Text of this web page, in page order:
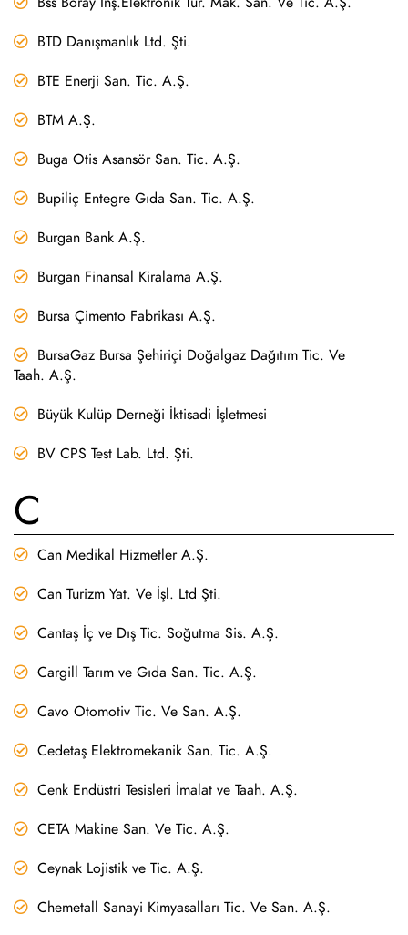
BTD Danışmanlık Ltd. Şti.
BTE Enerji San. Tic. A.Ş.
BTM A.Ş.
Buga Otis Asansör San. Tic. A.Ş.
Bupiliç Entegre Gıda San. Tic. A.Ş.
Burgan Bank A.Ş.
Burgan Finansal Kiralama A.Ş.
Bursa Çimento Fabrikası A.Ş.
BursaGaz Bursa Şehiriçi Doğalgaz Dağıtım Tic. Ve
Taah. A.Ş.
Büyük Kulüp Derneği İktisadi İşletmesi
BV CPS Test Lab. Ltd. Şti.
C
Can Medikal Hizmetler A.Ş.
Can Turizm Yat. Ve İşl. Ltd Şti.
Cantaş İç ve Dış Tic. Soğutma Sis. A.Ş.
Cargill Tarım ve Gıda San. Tic. A.Ş.
Cavo Otomotiv Tic. Ve San. A.Ş.
Cedetaş Elektromekanik San. Tic. A.Ş.
Cenk Endüstri Tesisleri İmalat ve Taah. A.Ş.
CETA Makine San. Ve Tic. A.Ş.
Ceynak Lojistik ve Tic. A.Ş.
Chemetall Sanayi Kimyasalları Tic. Ve San. A.Ş.